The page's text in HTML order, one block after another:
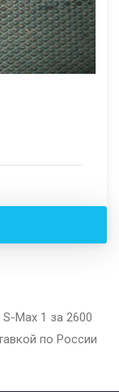
Max 1 за 2600
по России